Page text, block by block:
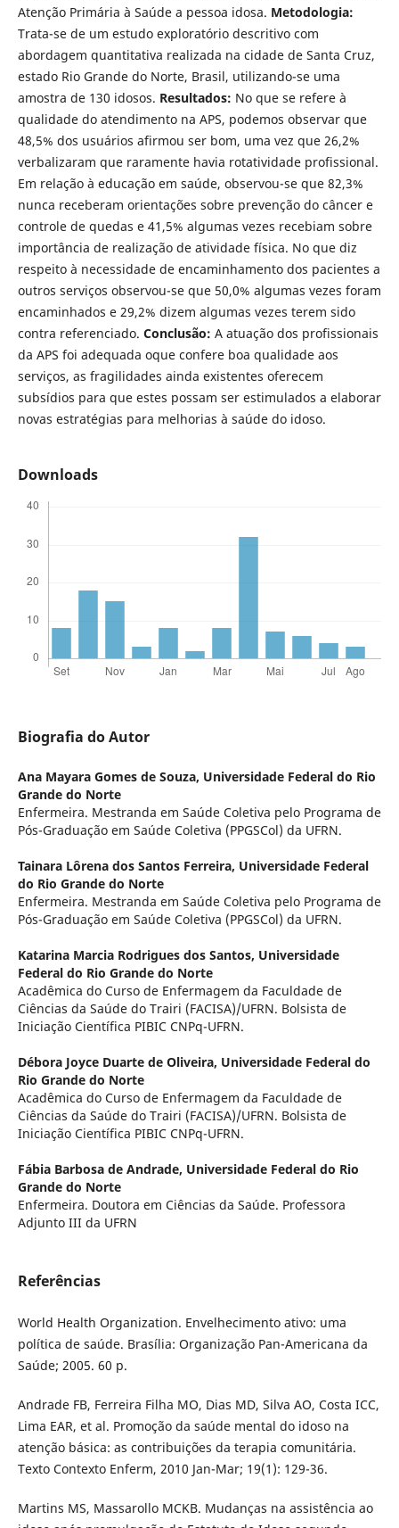
Atenção Primária à Saúde a pessoa idosa. Metodologia:
Trata-se de um estudo exploratório descritivo com
abordagem quantitativa realizada na cidade de Santa Cruz,
estado Rio Grande do Norte, Brasil, utilizando-se uma
amostra de 130 idosos. Resultados: No que se refere à
qualidade do atendimento na APS, podemos observar que
48,5% dos usuários afirmou ser bom, uma vez que 26,2%
verbalizaram que raramente havia rotatividade profissional.
Em relação à educação em saúde, observou-se que 82,3%
nunca receberam orientações sobre prevenção do câncer e
controle de quedas e 41,5% algumas vezes recebiam sobre
importância de realização de atividade física. No que diz
respeito à necessidade de encaminhamento dos pacientes a
outros serviços observou-se que 50,0% algumas vezes foram
encaminhados e 29,2% dizem algumas vezes terem sido
contra referenciado. Conclusão: A atuação dos profissionais
da APS foi adequada oque confere boa qualidade aos
serviços, as fragilidades ainda existentes oferecem
subsídios para que estes possam ser estimulados a elaborar
novas estratégias para melhorias à saúde do idoso.
Downloads
Biografia do Autor
Ana Mayara Gomes de Souza, Universidade Federal do Rio
Grande do Norte
Enfermeira. Mestranda em Saúde Coletiva pelo Programa de
Pós-Graduação em Saúde Coletiva (PPGSCol) da UFRN.
Tainara Lôrena dos Santos Ferreira, Universidade Federal
do Rio Grande do Norte
Enfermeira. Mestranda em Saúde Coletiva pelo Programa de
Pós-Graduação em Saúde Coletiva (PPGSCol) da UFRN.
Katarina Marcia Rodrigues dos Santos, Universidade
Federal do Rio Grande do Norte
Acadêmica do Curso de Enfermagem da Faculdade de
Ciências da Saúde do Trairi (FACISA)/UFRN. Bolsista de
Iniciação Científica PIBIC CNPq-UFRN.
Débora Joyce Duarte de Oliveira, Universidade Federal do
Rio Grande do Norte
Acadêmica do Curso de Enfermagem da Faculdade de
Ciências da Saúde do Trairi (FACISA)/UFRN. Bolsista de
Iniciação Científica PIBIC CNPq-UFRN.
Fábia Barbosa de Andrade, Universidade Federal do Rio
Grande do Norte
Enfermeira. Doutora em Ciências da Saúde. Professora
Adjunto III da UFRN
Referências
World Health Organization. Envelhecimento ativo: uma
política de saúde. Brasília: Organização Pan-Americana da
Saúde; 2005. 60 p.
Andrade FB, Ferreira Filha MO, Dias MD, Silva AO, Costa ICC,
Lima EAR, et al. Promoção da saúde mental do idoso na
atenção básica: as contribuições da terapia comunitária.
Texto Contexto Enferm, 2010 Jan-Mar; 19(1): 129-36.
Martins MS, Massarollo MCKB. Mudanças na assistência ao